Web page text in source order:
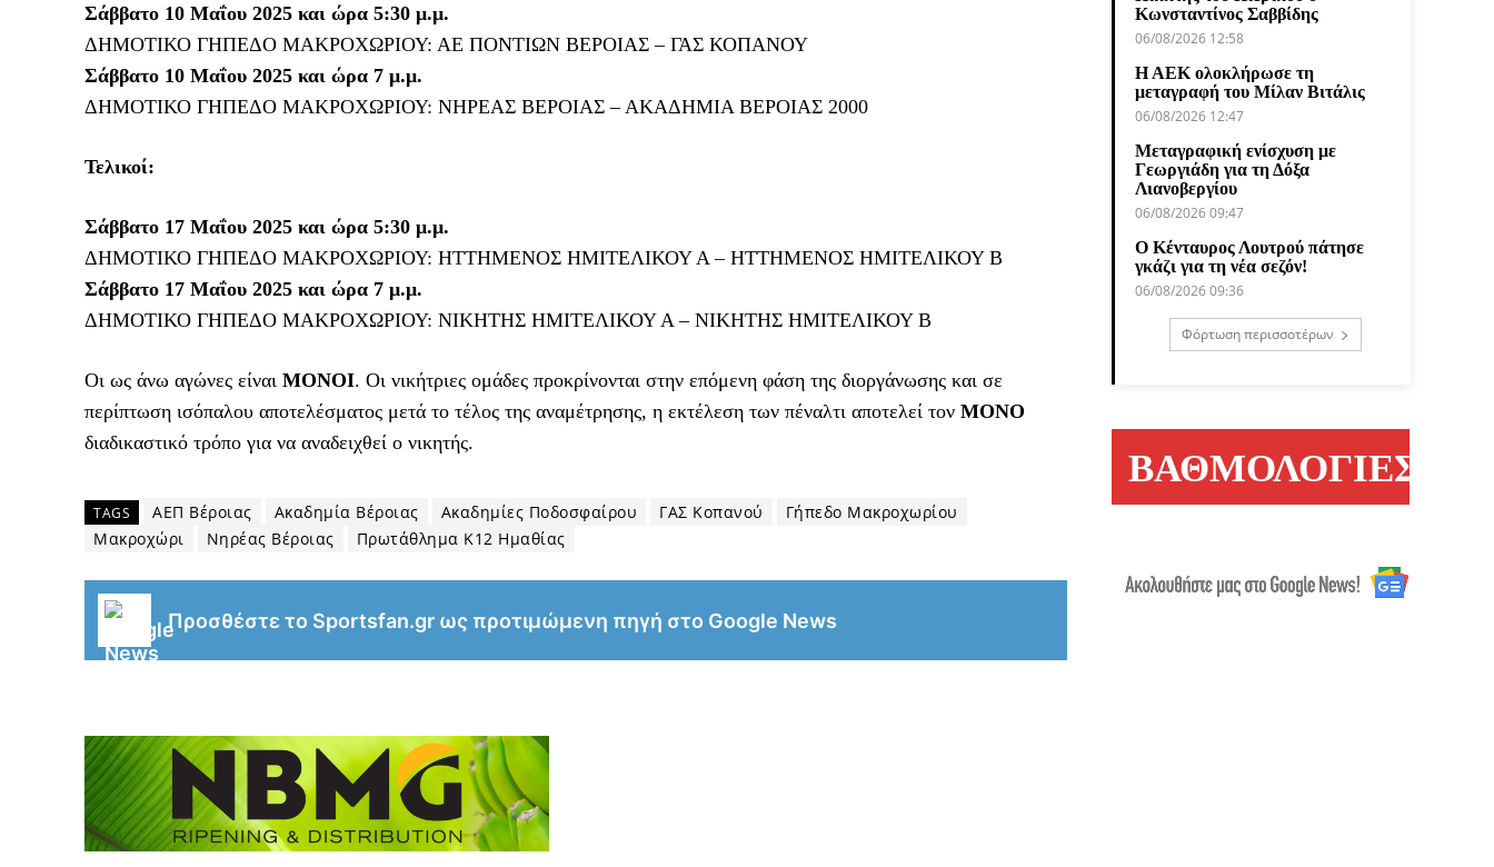
Σάββατο 10 Μαΐου 2025 και ώρα 5:30 μ.μ.
ΔΗΜΟΤΙΚΟ ΓΗΠΕΔΟ ΜΑΚΡΟΧΩΡΙΟΥ: ΑΕ ΠΟΝΤΙΩΝ ΒΕΡΟΙΑΣ – ΓΑΣ ΚΟΠΑΝΟΥ
Σάββατο 10 Μαΐου 2025 και ώρα 7 μ.μ.
ΔΗΜΟΤΙΚΟ ΓΗΠΕΔΟ ΜΑΚΡΟΧΩΡΙΟΥ: ΝΗΡΕΑΣ ΒΕΡΟΙΑΣ – ΑΚΑΔΗΜΙΑ ΒΕΡΟΙΑΣ 2000
Τελικοί:
Σάββατο 17 Μαΐου 2025 και ώρα 5:30 μ.μ.
ΔΗΜΟΤΙΚΟ ΓΗΠΕΔΟ ΜΑΚΡΟΧΩΡΙΟΥ: ΗΤΤΗΜΕΝΟΣ ΗΜΙΤΕΛΙΚΟΥ Α – ΗΤΤΗΜΕΝΟΣ ΗΜΙΤΕΛΙΚΟΥ Β
Σάββατο 17 Μαΐου 2025 και ώρα 7 μ.μ.
ΔΗΜΟΤΙΚΟ ΓΗΠΕΔΟ ΜΑΚΡΟΧΩΡΙΟΥ: ΝΙΚΗΤΗΣ ΗΜΙΤΕΛΙΚΟΥ Α – ΝΙΚΗΤΗΣ ΗΜΙΤΕΛΙΚΟΥ Β
Οι ως άνω αγώνες είναι ΜΟΝΟΙ. Οι νικήτριες ομάδες προκρίνονται στην επόμενη φάση της διοργάνωσης και σε
περίπτωση ισόπαλου αποτελέσματος μετά το τέλος της αναμέτρησης, η εκτέλεση των πέναλτι αποτελεί τον ΜΟΝΟ
διαδικαστικό τρόπο για να αναδειχθεί ο νικητής.
TAGS ΑΕΠ Βέροιας Ακαδημία Βέροιας Ακαδημίες Ποδοσφαίρου ΓΑΣ Κοπανού
Γήπεδο Μακροχωρίου
Μακροχώρι
Νηρέας Βέροιας Πρωτάθλημα Κ12 Ημαθίας
Προσθέστε το Sportsfan.gr ως προτιμώμενη πηγή στο Google News
Κωνσταντίνος Σαββίδης
06/08/2026 12:58
Η ΑΕΚ ολοκλήρωσε τη
μεταγραφή του Μίλαν Βιτάλις
06/08/2026 12:47
Μεταγραφική ενίσχυση με
Γεωργιάδη για τη Δόξα
Λιανοβεργίου
06/08/2026 09:47
Ο Κένταυρος Λουτρού πάτησε
γκάζι για τη νέα σεζόν!
06/08/2026 09:36
Φόρτωση περισσοτέρων
ΒΑΘΜΟΛΟΓΙΕΣ